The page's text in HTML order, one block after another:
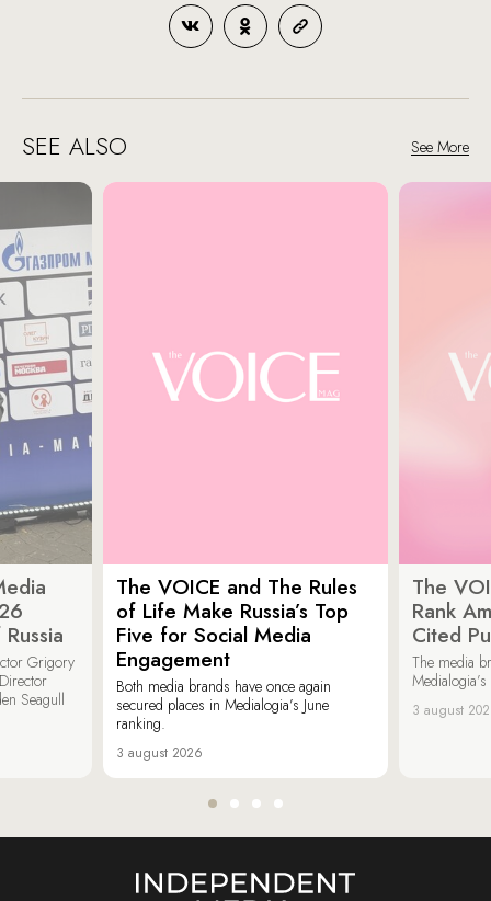
SEE ALSO See More
Grigory
Seagull
The VOICE and The Rules
of Life Make Russia’s Top
Five for Social Media
Engagement
Both media brands have once again
secured places in Medialogia’s June
ranking.
3 august 2026
The
Rank
Cited
The media
3 august